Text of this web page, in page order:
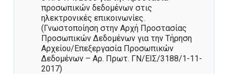
προσωπικών δεδομένων στις
ηλεκτρονικές επικοινωνίες.
(Γνωστοποίηση στην Αρχή Προστασίας
Προσωπικών Δεδομένων για την Τήρηση
Αρχείου/Επεξεργασία Προσωπικών
Δεδομένων – Αρ. Πρωτ. ΓΝ/ΕΙΣ/3188/1-11-
2017)